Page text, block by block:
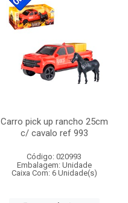
Carro pick up rancho 25cm
c/ cavalo ref 993
Código: 020993
Embalagem: Unidade
Caixa Com: 6 Unidade(s)